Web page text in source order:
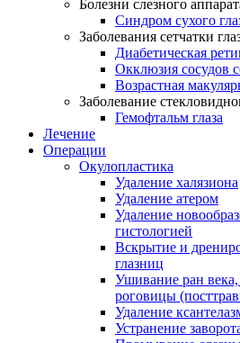
Болезни слезного
Синдром сухого
Заболевания сетчатки
Диабетическая
Окклюзия сосудов
Возрастная
Заболевание
Гемофтальм глаза
Лечение
Операции
Окулопластика
Удаление халязиона
Удаление атером
Удаление
гистологией
Вскрытие и
глазниц
Ушивание ран
роговицы
Удаление
Устранение